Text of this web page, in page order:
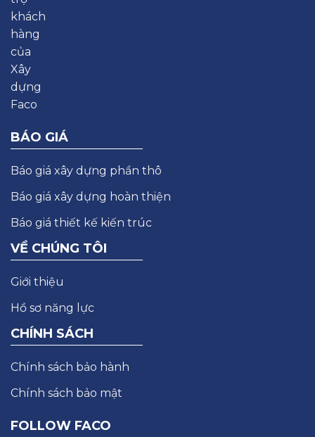
BÁO GIÁ
Báo giá xây dựng phần thô
Báo giá xây dựng hoàn thiện
Báo giá thiết kế kiến trúc
VỀ CHÚNG TÔI
Giới thiệu
Hồ sơ năng lực
CHÍNH SÁCH
Chính sách bảo hành
Chính sách bảo mật
FOLLOW FACO